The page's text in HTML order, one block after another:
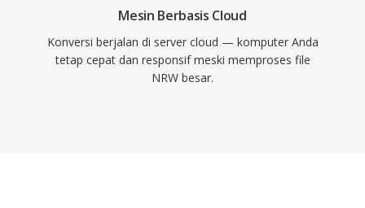
Mesin Berbasis Cloud
Konversi berjalan di server cloud — komputer Anda
tetap cepat dan responsif meski memproses file
NRW besar.